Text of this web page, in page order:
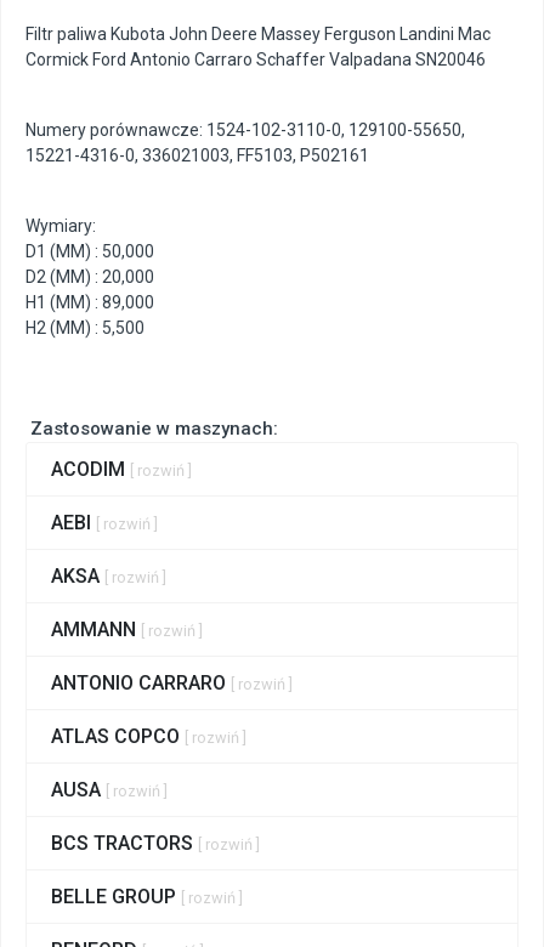
Zastosowanie w maszynach:
ACODIM [ rozwiń ]
AEBI [ rozwiń ]
AKSA [ rozwiń ]
AMMANN [ rozwiń ]
ANTONIO CARRARO [ rozwiń ]
ATLAS COPCO [ rozwiń ]
AUSA [ rozwiń ]
BCS TRACTORS [ rozwiń ]
BELLE GROUP [ rozwiń ]
Filtr paliwa Kubota John Deere Massey Ferguson Landini Mac
Cormick Ford Antonio Carraro Schaffer Valpadana SN20046
Numery porównawcze: 1524-102-3110-0, 129100-55650,
15221-4316-0, 336021003, FF5103, P502161
Wymiary:
D1 (MM) : 50,000
D2 (MM) : 20,000
H1 (MM) : 89,000
H2 (MM) : 5,500